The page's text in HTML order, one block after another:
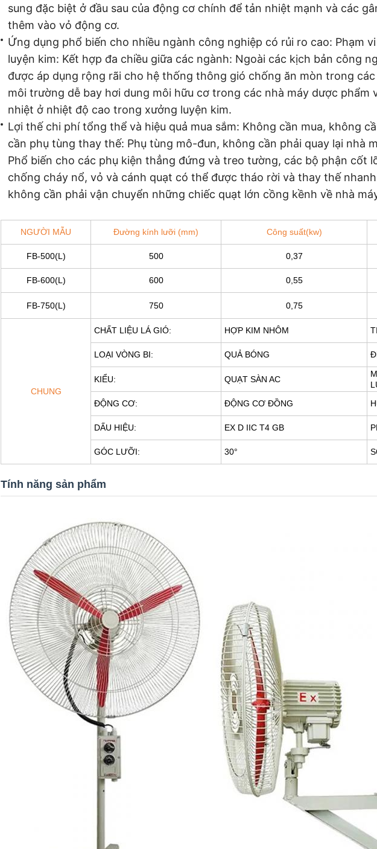
sung đặc biệt ở đầu sau của động cơ chính để tản nhiệt mạnh và các
thêm vào vỏ động cơ.
Ứng dụng phổ biến cho nhiều ngành công nghiệp có rủi ro cao: Phạm
luyện kim: Kết hợp đa chiều giữa các ngành: Ngoài các kịch bản công
được áp dụng rộng rãi cho hệ thống thông gió chống ăn mòn trong
môi trường dễ bay hơi dung môi hữu cơ trong các nhà máy dược phẩm
nhiệt ở nhiệt độ cao trong xưởng luyện kim.
Lợi thế chi phí tổng thể và hiệu quả mua sắm: Không cần mua, không
cần phụ tùng thay thế: Phụ tùng mô-đun, không cần phải quay lại nhà
Phổ biến cho các phụ kiện thẳng đứng và treo tường, các bộ phận cốt
chống cháy nổ, vỏ và cánh quạt có thể được tháo rời và thay thế
không cần phải vận chuyển những chiếc quạt lớn cồng kềnh về nhà
NGƯỜI MẪU Đường kính lưỡi (mm) Công suất(kw)
FB-500(L) 500 0,37
FB-600(L) 600 0,55
FB-750(L) 750 0,75
CHUNG
CHẤT LIỆU LÁ GIÓ: HỢP KIM NHÔM
LOẠI VÒNG BI: QUẢ BÓNG
KIỂU: QUẠT SÀN AC
ĐỘNG CƠ: ĐỘNG CƠ ĐỒNG
DẤU HIỆU: EX D IIC T4 GB
GÓC LƯỠI: 30°
Tính năng sản phẩm